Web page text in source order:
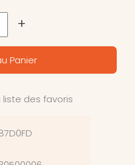
+
Panier
des favoris